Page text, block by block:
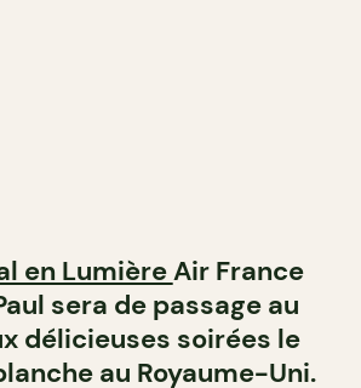
en LumièreAir France
sera de passage au
délicieuses soirées le
au Royaume-Uni.